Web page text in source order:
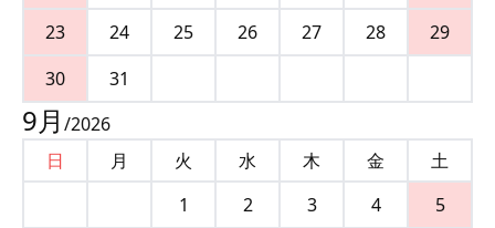
23
24 25 26 27 28
29
30
31
9月 /2026
日
月 火 水 木 金
土
1
2 3 4
5